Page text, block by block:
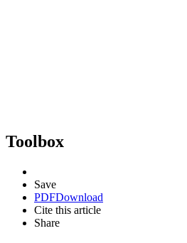
Toolbox
Save
PDFDownload
Cite this article
Share